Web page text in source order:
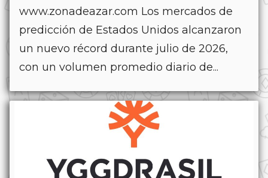
www.zonadeazar.com Los mercados de
predicción de Estados Unidos alcanzaron
un nuevo récord durante julio de 2026,
con un volumen promedio diario de...